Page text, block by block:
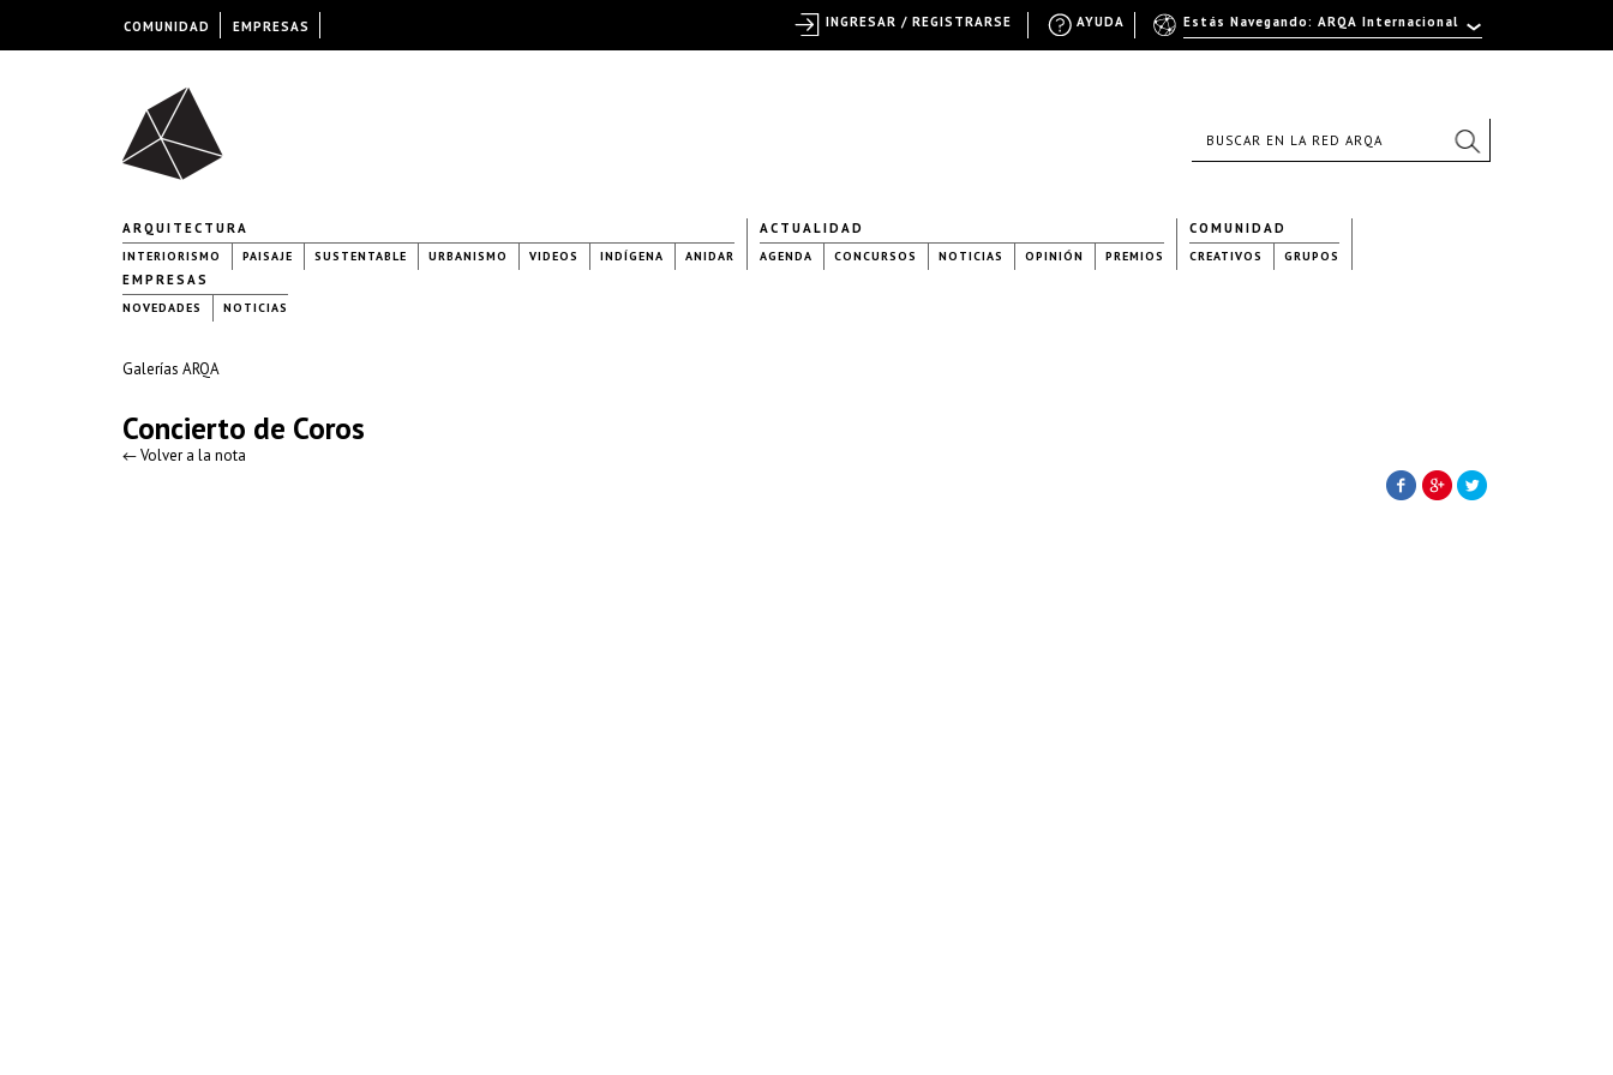
ARQUITECTURA
INTERIORISMO PAISAJE SUSTENTABLE URBANISMO VIDEOS INDÍGENA ANIDAR
ACTUALIDAD
AGENDA CONCURSOS NOTICIAS OPINIÓN PREMIOS
COMUNIDAD
CREATIVOS GRUPOS
EMPRESAS
NOVEDADES NOTICIAS
Galerías ARQA
Concierto de Coros
← Volver a la nota
COMUNIDAD EMPRESAS Estás Navegando: ARQA Internacional
AYUDA
INGRESAR / REGISTRARSE